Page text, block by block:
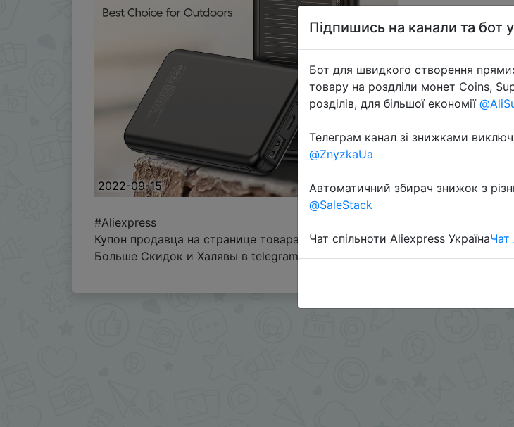
2022-09-15
#Aliexpress
Купон продавца на странице товара под ценой.
Больше Скидок и Халявы в telegramt.me/%2B8jHVizJO6XY3M2Qy
Підпишись на канали та бот
Бот для швидкого створення
товару на роздліли монет Coins,
розділів, для більшої економії
Телеграм канал зі знижками
@ZnyzkaUa
Автоматичний збирач знижок з
@SaleStack
Чат спільноти Aliexpress УкраїнаЧат